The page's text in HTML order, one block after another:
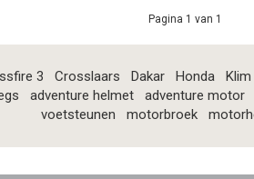
Pagina 1 van 1
3 Crosslaars Dakar Honda Klim
adventure helmet adventure motor
voetsteunen
motorbroek